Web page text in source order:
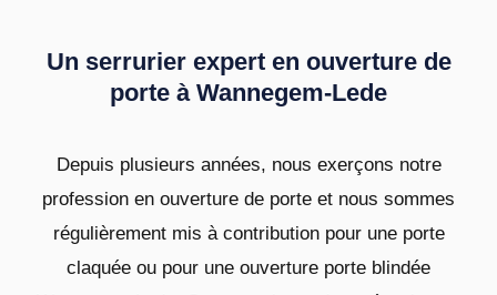
Un serrurier expert en ouverture de
porte à Wannegem-Lede
Depuis plusieurs années, nous exerçons notre
profession en ouverture de porte et nous sommes
régulièrement mis à contribution pour une porte
claquée ou pour une ouverture porte blindée